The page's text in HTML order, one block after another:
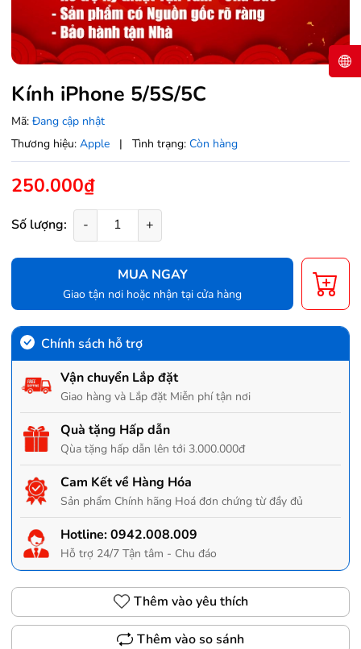
Kính iPhone 5/5S/5C
Mã: Đang cập nhật
Thương hiệu: Apple | Tình trạng: Còn hàng
250.000₫
Số lượng: - +
MUA NGAY
Giao tận nơi hoặc nhận tại cửa hàng
Chính sách hỗ trợ
Vận chuyển Lắp đặt
Giao hàng và Lắp đặt Miễn phí tận nơi
Quà tặng Hấp dẫn
Qùa tặng hấp dẫn lên tới 3.000.000đ
Cam Kết về Hàng Hóa
Sản phẩm Chính hãng Hoá đơn chứng từ đầy đủ
Hotline:0942.008.009
Hỗ trợ 24/7 Tận tâm - Chu đáo
Thêm vào yêu thích
Thêm vào so sánh